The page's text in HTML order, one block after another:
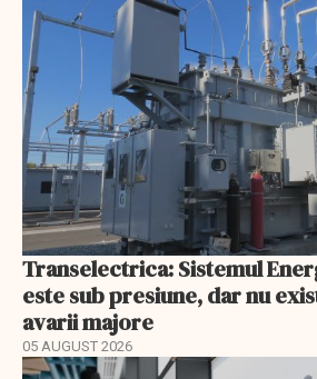
Transelectrica: Sistemul
este sub presiune, dar nu
avarii majore
05 AUGUST 2026